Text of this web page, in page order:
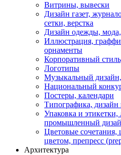
Витрины, вывески
Дизайн газет,
сетки, верстка
Дизайн одежды,
Иллюстрация,
орнаменты
Корпоративный
Логотипы
Музыкальный
Национальный
Постеры, календари
Типографика,
Упаковка и
промышленный
Цветовые сочетания,
цветом, препресс
Архитектура